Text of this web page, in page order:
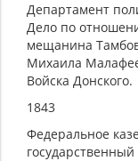
Департамент
Дело по
мещанина
Михаила
Войска Донского.
1843
Федеральное